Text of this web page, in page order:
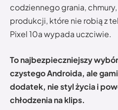
codziennego grania,
produkcji, które nie robią z
Pixel 10a wypada uczciwie.
To najbezpieczniejszy
czystego Androida, ale
dodatek, nie styl życia i
chłodzenia na klips.